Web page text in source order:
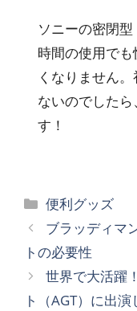
ソニーの密閉
時間の使用で
くなりません
ないのでした
す！
カ
テ
ゴ
リ
ー
便利グッズ
ブラッディマ
トの必要性
世界で大活躍
ト（AGT）に出